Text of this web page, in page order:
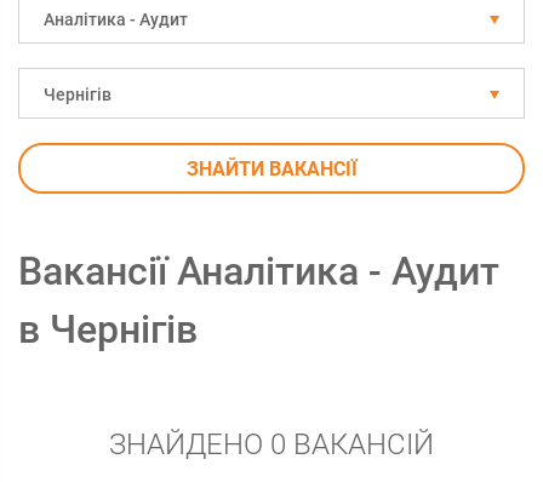
Аналітика - Аудит
Чернігів
ЗНАЙТИ ВАКАНСІЇ
Вакансії Аналітика - Аудит
в Чернігів
ЗНАЙДЕНО 0 ВАКАНСІЙ